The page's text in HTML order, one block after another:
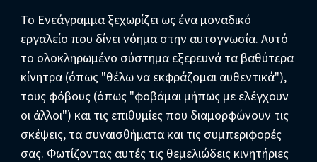
Το Ενεάγραμμα ξεχωρίζει ως ένα μοναδικό
εργαλείο που δίνει νόημα στην αυτογνωσία. Αυτό
το ολοκληρωμένο σύστημα εξερευνά τα βαθύτερα
κίνητρα (όπως "θέλω να εκφράζομαι αυθεντικά"),
τους φόβους (όπως "φοβάμαι μήπως με ελέγχουν
οι άλλοι") και τις επιθυμίες που διαμορφώνουν τις
σκέψεις, τα συναισθήματα και τις συμπεριφορές
σας. Φωτίζοντας αυτές τις θεμελιώδεις κινητήριες